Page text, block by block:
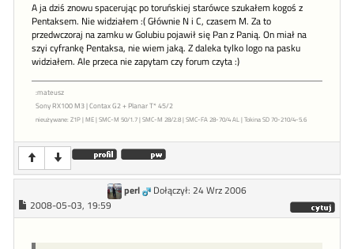
A ja dziś znowu spacerując po toruńskiej starówce szukałem kogoś z
Pentaksem. Nie widziałem :( Głównie N i C, czasem M. Za to
przedwczoraj na zamku w Golubiu pojawił się Pan z Panią. On miał na
szyi cyfrankę Pentaksa, nie wiem jaką. Z daleka tylko logo na pasku
widziałem. Ale przeca nie zapytam czy forum czyta :)
:mateusz
Sony RX100 M3 | Contax G2 + Planar T* 45/2
nieużywane: Z1P | ME | SMC-M 50/1.7 | SMC-M 28/2.8 | SMC-FA 28-70/4 AL | Tokina SD 70-210/4-5.6
perl
Dołączył: 24 Wrz 2006
2008-05-03, 19:59